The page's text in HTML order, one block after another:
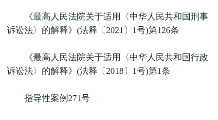
《最高人民法院关于适用〈中华人民共和国刑事
诉讼法〉的解释》(法释〔2021〕1号)第126条
《最高人民法院关于适用〈中华人民共和国行政
诉讼法〉的解释》(法释〔2018〕1号)第1条
指导性案例271号